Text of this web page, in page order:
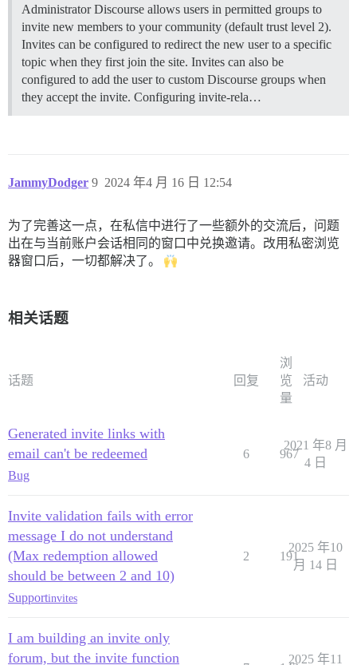
Administrator Discourse allows users in permitted groups to
invite new members to your community (default trust level 2).
Invites can be configured to redirect the new user to a specific
topic when they first join the site. Invites can also be
configured to add the user to custom Discourse groups when
they accept the invite. Configuring invite-rela…
JammyDodger 2024 年4 月 16 日 12:54
9
为了完善这一点，在私信中进行了一些额外的交流后，问题
出在与当前账户会话相同的窗口中兑换邀请。改用私密浏览
器窗口后，一切都解决了。
相关话题
话题 回复
浏
览
量
活动
Generated invite links with
email can't be redeemed
Bug
6 967
2021 年8 月
4 日
Invite validation fails with error
message I do not understand
(Max redemption allowed
should be between 2 and 10)
Supportinvites
2 191
2025 年10
月 14 日
I am building an invite only
forum, but the invite function
2025 年11